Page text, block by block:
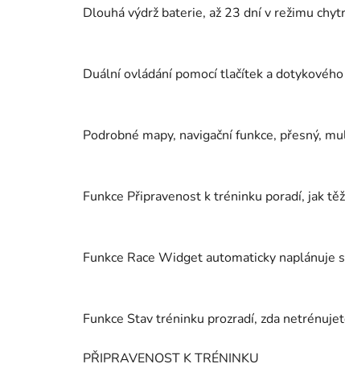
Dlouhá výdrž baterie, až 23 dní v režimu
Duální ovládání pomocí tlačítek a
Podrobné mapy, navigační funkce, přesný,
Funkce Připravenost k tréninku poradí, jak
Funkce Race Widget automaticky naplánuje
Funkce Stav tréninku prozradí, zda
PŘIPRAVENOST K TRÉNINKU